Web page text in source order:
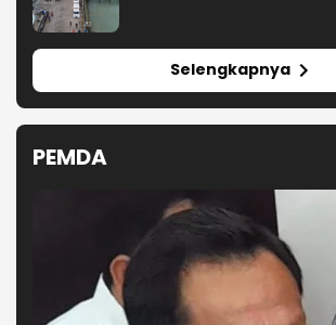
Selengkapnya
PEMDA